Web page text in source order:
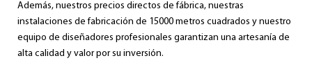
Además, nuestros precios directos de fábrica, nuestras
instalaciones de fabricación de 15000 metros cuadrados y nuestro
equipo de diseñadores profesionales garantizan una artesanía de
alta calidad y valor por su inversión.